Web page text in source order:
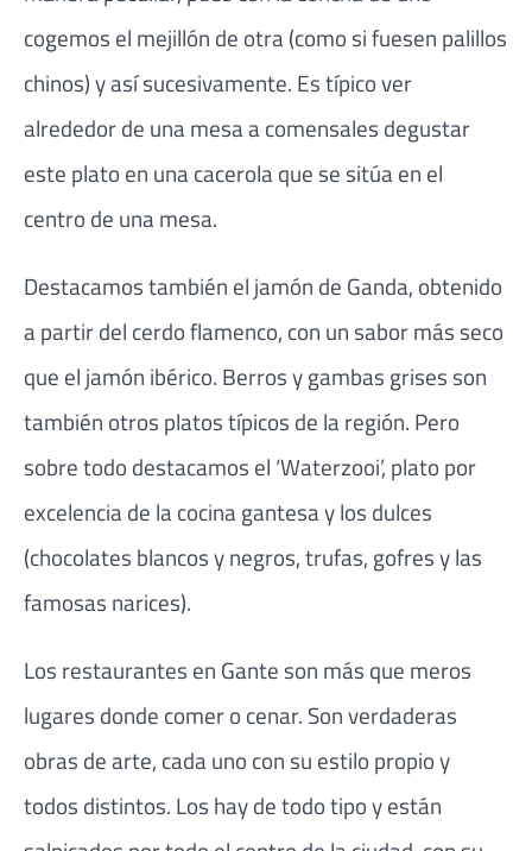
cogemos el mejillón de otra (como si fuesen palillos
chinos) y así sucesivamente. Es típico ver
alrededor de una mesa a comensales degustar
este plato en una cacerola que se sitúa en el
centro de una mesa.
Destacamos también el jamón de Ganda, obtenido
a partir del cerdo flamenco, con un sabor más seco
que el jamón ibérico. Berros y gambas grises son
también otros platos típicos de la región. Pero
sobre todo destacamos el ‘Waterzooi’, plato por
excelencia de la cocina gantesa y los dulces
(chocolates blancos y negros, trufas, gofres y las
famosas narices).
Los restaurantes en Gante son más que meros
lugares donde comer o cenar. Son verdaderas
obras de arte, cada uno con su estilo propio y
todos distintos. Los hay de todo tipo y están